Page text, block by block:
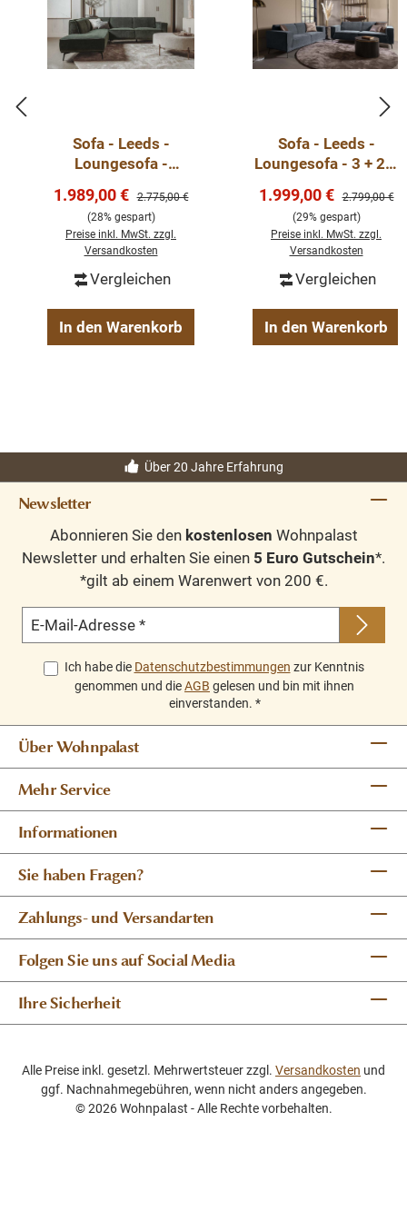
Sofa - Leeds -
Loungesofa -
verschiedenen
Farben - sofort
lieferbar
Verkaufspreis:
1.989,00 € Regulärer Preis:
2.775,00 €
(28% gespart)
Preise inkl. MwSt. zzgl.
Versandkosten
Vergleichen
In den Warenkorb
Sofa - Leeds -
Loungesofa - 3 + 2,5
verschiedenen
Farben - sofort
lieferbar
Verkaufspreis:
1.999,00 € Regulärer
2.799,00 €
(29% gespart)
Preise inkl. MwSt. zzgl.
Versandkosten
Vergleichen
In den Warenkorb
Über 20 Jahre Erfahrung
Newsletter
Abonnieren Sie den kostenlosen Wohnpalast
Newsletter und erhalten Sie einen 5 Euro Gutschein*.
*gilt ab einem Warenwert von 200 €.
E-Mail-Adresse *
Ich habe die Datenschutzbestimmungen zur Kenntnis
genommen und dieAGB gelesen und bin mit ihnen
einverstanden. *
Über Wohnpalast
Mehr Service
Informationen
Sie haben Fragen?
Zahlungs- und Versandarten
Folgen Sie uns auf Social Media
Ihre Sicherheit
Alle Preise inkl. gesetzl. Mehrwertsteuer zzgl. Versandkosten und
ggf. Nachnahmegebühren, wenn nicht anders angegeben.
© 2026 Wohnpalast - Alle Rechte vorbehalten.